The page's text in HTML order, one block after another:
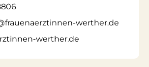
werther.de
werther.de